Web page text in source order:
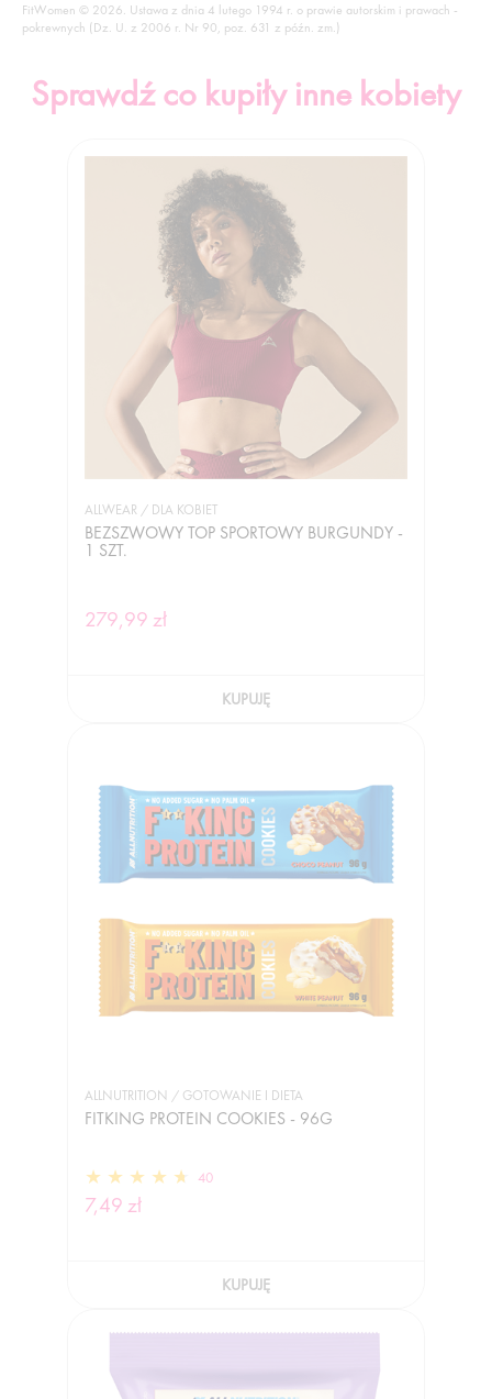
FitWomen © 2026. Ustawa z dnia 4 lutego 1994 r. o prawie autorskim i prawach -
pokrewnych (Dz. U. z 2006 r. Nr 90, poz. 631 z późn. zm.)
Sprawdź co kupiły inne kobiety
ALLWEAR / DLA KOBIET
BEZSZWOWY TOP SPORTOWY BURGUNDY -
1 SZT.
279,99 zł
KUPUJĘ
ALLNUTRITION / GOTOWANIE I DIETA
FITKING PROTEIN COOKIES - 96G
40
7,49 zł
KUPUJĘ